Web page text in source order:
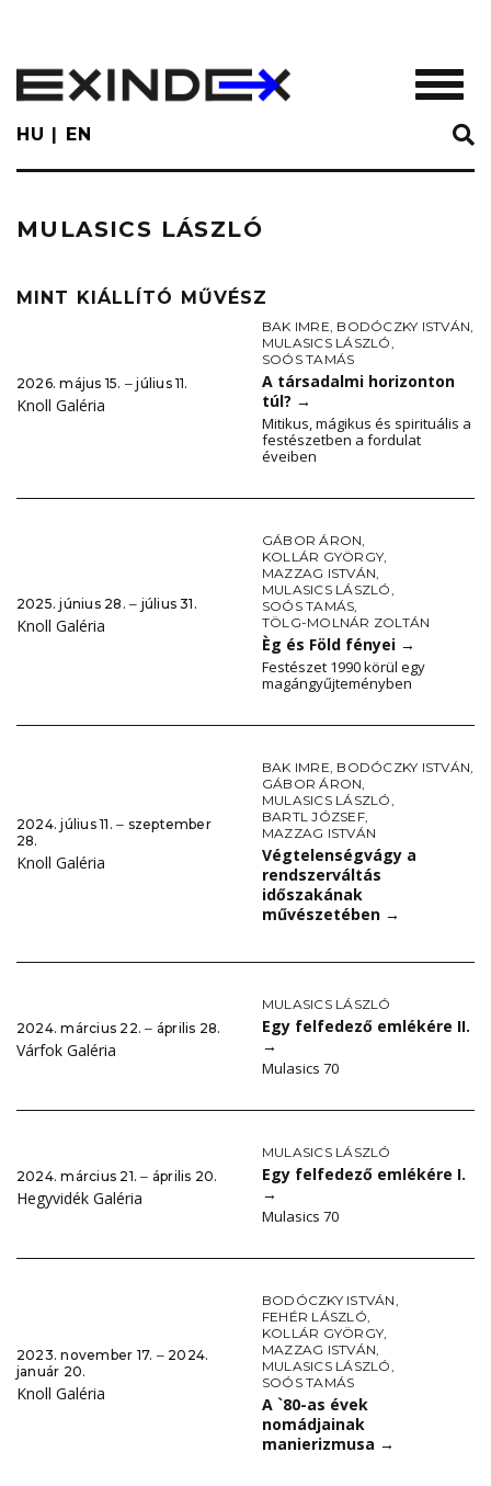
main
content
HU EN
MULASICS LÁSZLÓ
MINT KIÁLLÍTÓ MŰVÉSZ
2026. május 15. ‒ július 11.
Knoll Galéria
BAK IMRE, BODÓCZKY ISTVÁN,
MULASICS LÁSZLÓ,
SOÓS TAMÁS
A társadalmi horizonton
túl? →
Mitikus, mágikus és spirituális a
festészetben a fordulat
éveiben
2025. június 28. ‒ július 31.
Knoll Galéria
GÁBOR ÁRON,
KOLLÁR GYÖRGY,
MAZZAG ISTVÁN,
MULASICS LÁSZLÓ,
SOÓS TAMÁS,
TÖLG-MOLNÁR ZOLTÁN
Èg és Föld fényei →
Festészet 1990 körül egy
magángyűjteményben
2024. július 11. ‒ szeptember
28.
Knoll Galéria
BAK IMRE, BODÓCZKY ISTVÁN,
GÁBOR ÁRON,
MULASICS LÁSZLÓ,
BARTL JÓZSEF,
MAZZAG ISTVÁN
Végtelenségvágy a
rendszerváltás
időszakának
művészetében →
2024. március 22. ‒ április 28.
Várfok Galéria
MULASICS LÁSZLÓ
Egy felfedező emlékére II.
→
Mulasics 70
2024. március 21. ‒ április 20.
Hegyvidék Galéria
MULASICS LÁSZLÓ
Egy felfedező emlékére I.
→
Mulasics 70
2023. november 17. ‒ 2024.
január 20.
Knoll Galéria
BODÓCZKY ISTVÁN,
FEHÉR LÁSZLÓ,
KOLLÁR GYÖRGY,
MAZZAG ISTVÁN,
MULASICS LÁSZLÓ,
SOÓS TAMÁS
A `80-as évek
nomádjainak
manierizmusa →